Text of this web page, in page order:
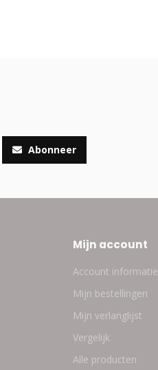
Abonneer
Mijn account
Account informatie
Mijn bestellingen
Mijn verlanglijst
Vergelijk
Alle producten